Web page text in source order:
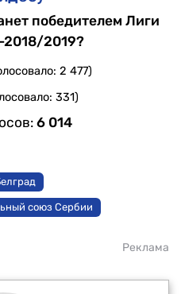
победителем Лиги
2019?
2 477)
331)
6 014
союз Сербии
Реклама